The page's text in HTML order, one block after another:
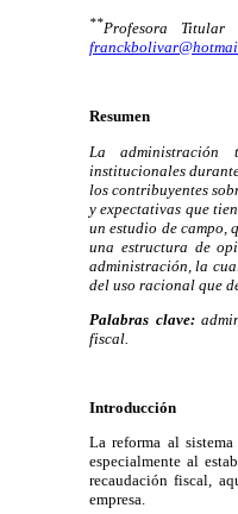
**Profesora Titular
Resumen
La administración
institucionales
los contribuyentes
y expectativas que
un estudio de campo,
una estructura de
administración, la
del uso racional que
Palabras clave:
fiscal.
Introducción
La reforma al
especialmente al
recaudación fiscal,
empresa.